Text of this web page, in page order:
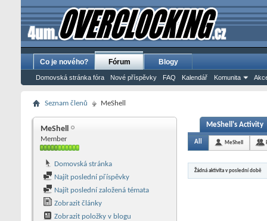
Co je nového? Fórum
Domovská stránka fóra Nové příspěvky FAQ Kalendář Komunita
Blogy
Seznam členů MeShell
MeShell
Member
Domovská stránka
Najít poslední příspěvky
Najít poslední založená témata
Zobrazit články
Zobrazit položky v blogu
MeShell's Activity
All MeShell
Žádná aktivita v poslední době